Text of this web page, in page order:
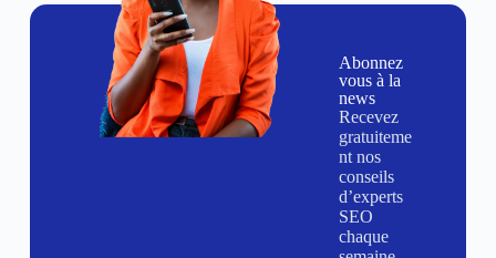
Abonnez
vous à la
news
Recevez
gratuiteme
nt nos
conseils
d’experts
SEO
chaque